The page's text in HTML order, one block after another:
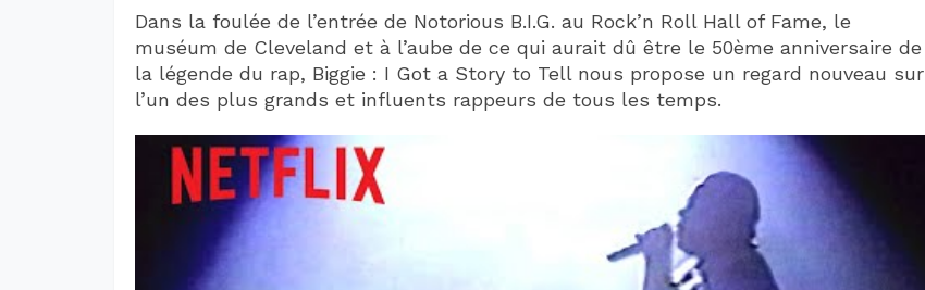
Dans la foulée de l’entrée de Notorious B.I.G. au Rock’n Roll Hall of Fame, le
muséum de Cleveland et à l’aube de ce qui aurait dû être le 50ème anniversaire de
la légende du rap, Biggie : I Got a Story to Tell nous propose un regard nouveau sur
l’un des plus grands et influents rappeurs de tous les temps.